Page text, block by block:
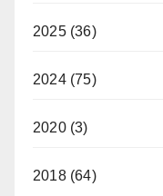
2025 (36)
2024 (75)
2020 (3)
2018 (64)